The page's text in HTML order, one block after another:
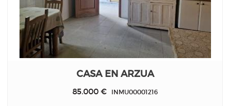
CASA EN ARZUA
85.000 € INMU00001216